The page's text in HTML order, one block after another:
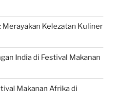
Merayakan Kelezatan Kuliner
India di Festival Makanan
Makanan Afrika di